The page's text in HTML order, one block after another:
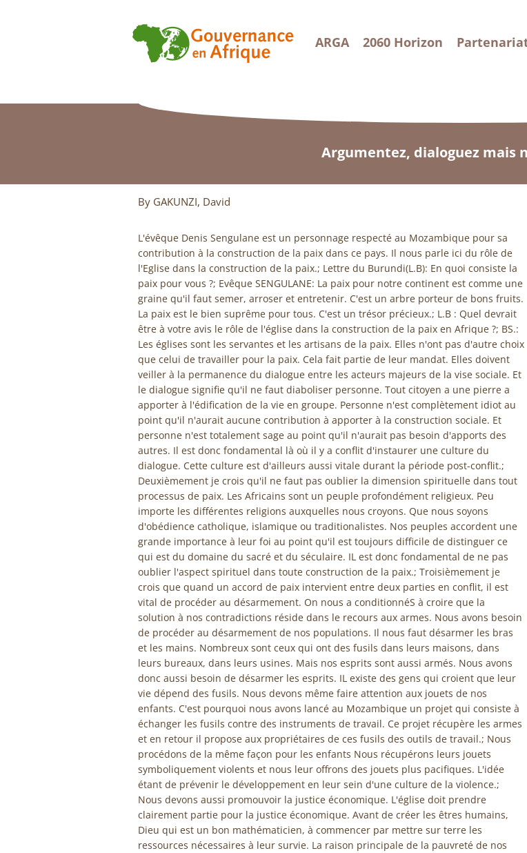
ARGA 2060 Horizon
Argumentez, dialoguez mais
By GAKUNZI, David
L'évêque Denis Sengulane est un personnage respecté au Mozambique pour sa
contribution à la construction de la paix dans ce pays. Il nous parle ici du rôle de
l'Eglise dans la construction de la paix.; Lettre du Burundi(L.B): En quoi consiste la
paix pour vous ?; Evêque SENGULANE: La paix pour notre continent est comme une
graine qu'il faut semer, arroser et entretenir. C'est un arbre porteur de bons fruits.
La paix est le bien suprême pour tous. C'est un trésor précieux.; L.B : Quel devrait
être à votre avis le rôle de l'église dans la construction de la paix en Afrique ?; BS.:
Les églises sont les servantes et les artisans de la paix. Elles n'ont pas d'autre choix
que celui de travailler pour la paix. Cela fait partie de leur mandat. Elles doivent
veiller à la permanence du dialogue entre les acteurs majeurs de la vise sociale. Et
le dialogue signifie qu'il ne faut diaboliser personne. Tout citoyen a une pierre a
apporter à l'édification de la vie en groupe. Personne n'est complètement idiot au
point qu'il n'aurait aucune contribution à apporter à la construction sociale. Et
personne n'est totalement sage au point qu'il n'aurait pas besoin d'apports des
autres. Il est donc fondamental là où il y a conflit d'instaurer une culture du
dialogue. Cette culture est d'ailleurs aussi vitale durant la période post-conflit.;
Deuxièmement je crois qu'il ne faut pas oublier la dimension spirituelle dans tout
processus de paix. Les Africains sont un peuple profondément religieux. Peu
importe les différentes religions auxquelles nous croyons. Que nous soyons
d'obédience catholique, islamique ou traditionalistes. Nos peuples accordent une
grande importance à leur foi au point qu'il est toujours difficile de distinguer ce
qui est du domaine du sacré et du séculaire. IL est donc fondamental de ne pas
oublier l'aspect spirituel dans toute construction de la paix.; Troisièmement je
crois que quand un accord de paix intervient entre deux parties en conflit, il est
vital de procéder au désarmement. On nous a conditionnéS à croire que la
solution à nos contradictions réside dans le recours aux armes. Nous avons besoin
de procéder au désarmement de nos populations. Il nous faut désarmer les bras
et les mains. Nombreux sont ceux qui ont des fusils dans leurs maisons, dans
leurs bureaux, dans leurs usines. Mais nos esprits sont aussi armés. Nous avons
donc aussi besoin de désarmer les esprits. IL existe des gens qui croient que leur
vie dépend des fusils. Nous devons même faire attention aux jouets de nos
enfants. C'est pourquoi nous avons lancé au Mozambique un projet qui consiste à
échanger les fusils contre des instruments de travail. Ce projet récupère les armes
et en retour il propose aux propriétaires de ces fusils des outils de travail.; Nous
procédons de la même façon pour les enfants Nous récupérons leurs jouets
symboliquement violents et nous leur offrons des jouets plus pacifiques. L'idée
étant de prévenir le développement en leur sein d'une culture de la violence.;
Nous devons aussi promouvoir la justice économique. L'église doit prendre
clairement partie pour la justice économique. Avant de créer les êtres humains,
Dieu qui est un bon mathématicien, à commencer par mettre sur terre les
ressources nécessaires à leur survie. La raison principale de la pauvreté de nos